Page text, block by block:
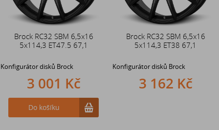
Brock RC32 SBM 6,5x16
5x114,3 ET47.5 67,1
Konfigurátor disků Brock
3 001 Kč
Do košíku
Brock RC32 SBM 6,5x16
5x114,3 ET38 67,1
Konfigurátor disků Brock
3 162 Kč